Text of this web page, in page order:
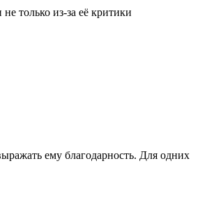
только из-за её критики
ему благодарность. Для одних